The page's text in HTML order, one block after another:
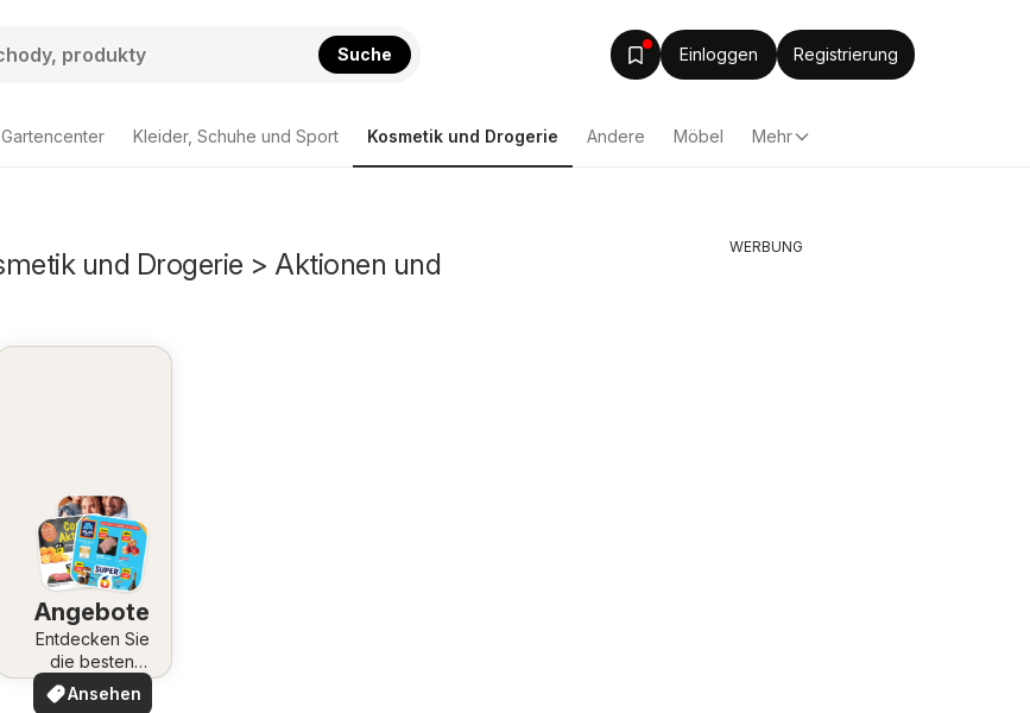
Suche Einloggen Registrierung
Kleider, Schuhe und Sport Kosmetik und Drogerie Andere Möbel Mehr
und Drogerie > Aktionen und
Angebote
Entdecken Sie
die besten
Angebote
Ansehen
WERBUNG